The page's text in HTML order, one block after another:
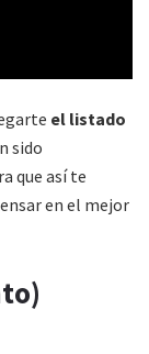
el listado
sido
que así te
en el mejor